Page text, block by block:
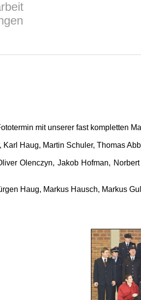
mit unserer fast kompletten
Haug, Martin Schuler, Thomas
Olenczyn, Jakob Hofman,
Haug, Markus Hausch, Markus